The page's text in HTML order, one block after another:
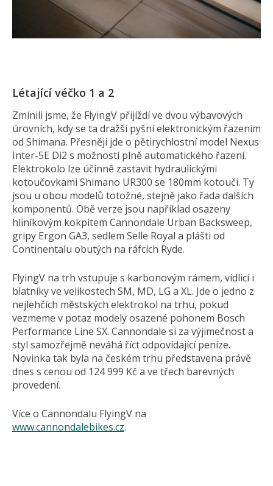
Létající véčko 1 a 2
Zmínili jsme, že FlyingV přijíždí ve dvou výbavových
úrovních, kdy se ta dražší pyšní elektronickým řazením
od Shimana. Přesněji jde o pětirychlostní model Nexus
Inter-5E Di2 s možností plně automatického řazení.
Elektrokolo lze účinně zastavit hydraulickými
kotoučovkami Shimano UR300 se 180mm kotouči. Ty
jsou u obou modelů totožné, stejně jako řada dalších
komponentů. Obě verze jsou například osazeny
hliníkovým kokpitem Cannondale Urban Backsweep,
gripy Ergon GA3, sedlem Selle Royal a plášti od
Continentalu obutých na ráfcích Ryde.
FlyingV na trh vstupuje s karbonovým rámem, vidlicí i
blatníky ve velikostech SM, MD, LG a XL. Jde o jedno z
nejlehčích městských elektrokol na trhu, pokud
vezmeme v potaz modely osazené pohonem Bosch
Performance Line SX. Cannondale si za výjimečnost a
styl samozřejmě neváhá říct odpovídající peníze.
Novinka tak byla na českém trhu představena právě
dnes s cenou od 124 999 Kč a ve třech barevných
provedení.
Více o Cannondalu FlyingV na
www.cannondalebikes.cz.